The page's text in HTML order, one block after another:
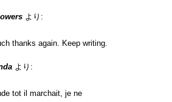
より:
thanks again. Keep writing.
より:
tot il marchait, je ne